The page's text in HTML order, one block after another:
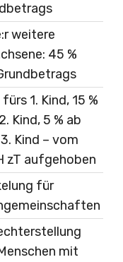
weitere
45 %
1. Kind, 15 %
Kind, 5 % ab
Kind – vom
zT aufgehoben
für
mit